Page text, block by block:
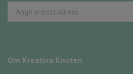
Om Kreativa Knuten